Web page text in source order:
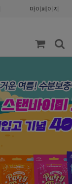
마이페이지